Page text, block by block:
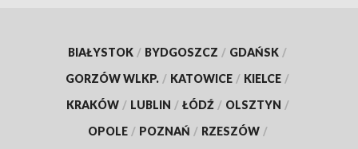
BIAŁYSTOK / BYDGOSZCZ / GDAŃSK /
GORZÓW WLKP. / KATOWICE / KIELCE /
KRAKÓW / LUBLIN / ŁÓDŹ / OLSZTYN /
OPOLE / POZNAŃ / RZESZÓW /